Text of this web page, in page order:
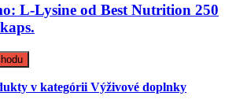
L-Lysine od Best Nutrition 250
v kategórii Výživové doplnky